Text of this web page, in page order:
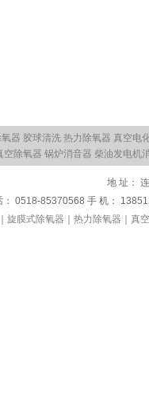
器 胶球清洗 热力除氧器 真空电
空除氧器 锅炉消音器 柴油发电机
地 址：
： 0518-85370568 手 机：
旋膜式除氧器 热力除氧器 真